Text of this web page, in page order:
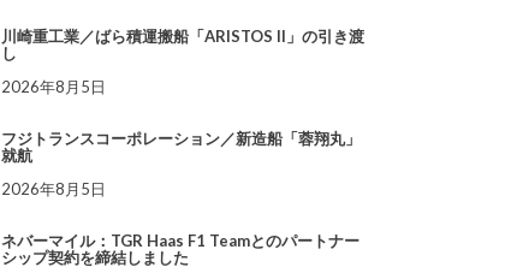
川崎重工業／ばら積運搬船「ARISTOS II」の引き渡
し
2026年8月5日
フジトランスコーポレーション／新造船「蓉翔丸」
就航
2026年8月5日
ネバーマイル：TGR Haas F1 Teamとのパートナー
シップ契約を締結しました